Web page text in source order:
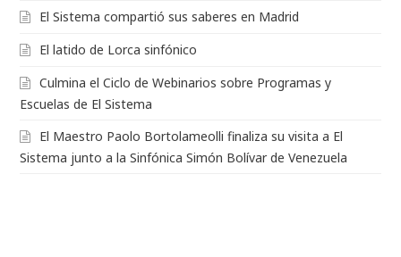
El Sistema compartió sus saberes en Madrid
El latido de Lorca sinfónico
Culmina el Ciclo de Webinarios sobre Programas y
Escuelas de El Sistema
El Maestro Paolo Bortolameolli finaliza su visita a El
Sistema junto a la Sinfónica Simón Bolívar de Venezuela